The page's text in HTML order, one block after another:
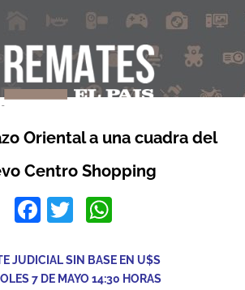
Oriental a una cuadra del
Centro Shopping
Facebook
Twitter
JUDICIAL SIN BASE EN U$S
7 DE MAYO 14:30 HORAS